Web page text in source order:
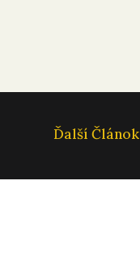
Ďalší Článok